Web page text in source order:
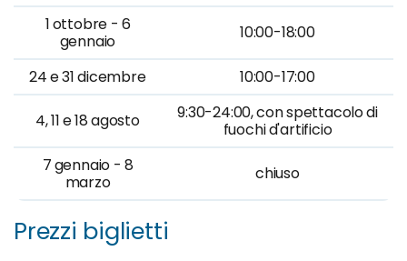
1 ottobre - 6
gennaio
10:00-18:00
24 e 31 dicembre 10:00-17:00
4, 11 e 18 agosto
9:30-24:00, con spettacolo di
fuochi d'artificio
7 gennaio - 8
marzo
chiuso
Prezzi biglietti